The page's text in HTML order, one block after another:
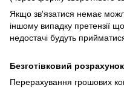
Якщо зв'язатися немає
іншому випадку претензії
недостачі будуть
Безготівковий розрахунок
Перерахування грошових